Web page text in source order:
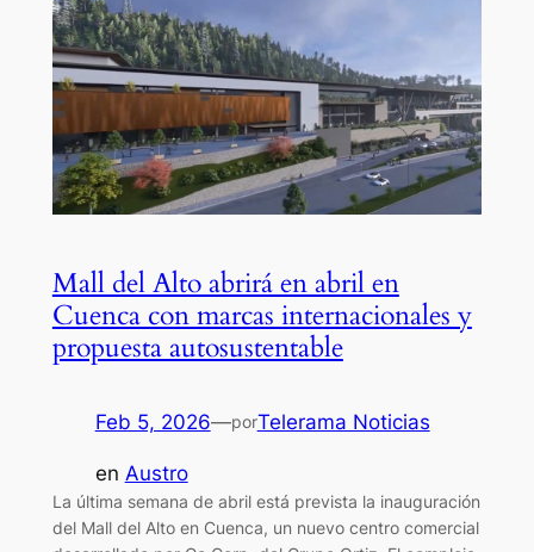
Mall del Alto abrirá en abril en
Cuenca con marcas internacionales y
propuesta autosustentable
Feb 5, 2026—porTelerama Noticias
en Austro
La última semana de abril está prevista la inauguración
del Mall del Alto en Cuenca, un nuevo centro comercial